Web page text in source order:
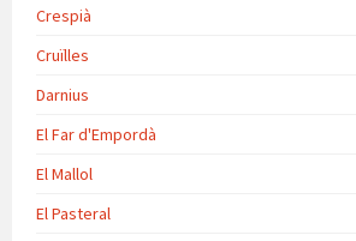
Crespià
Cruïlles
Darnius
El Far d'Empordà
El Mallol
El Pasteral